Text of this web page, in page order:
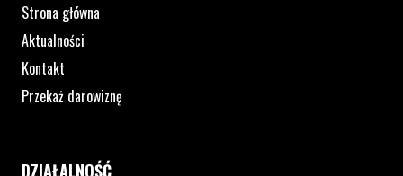
Strona główna
Aktualności
Kontakt
Przekaż darowiznę
DZIAŁALNOŚĆ